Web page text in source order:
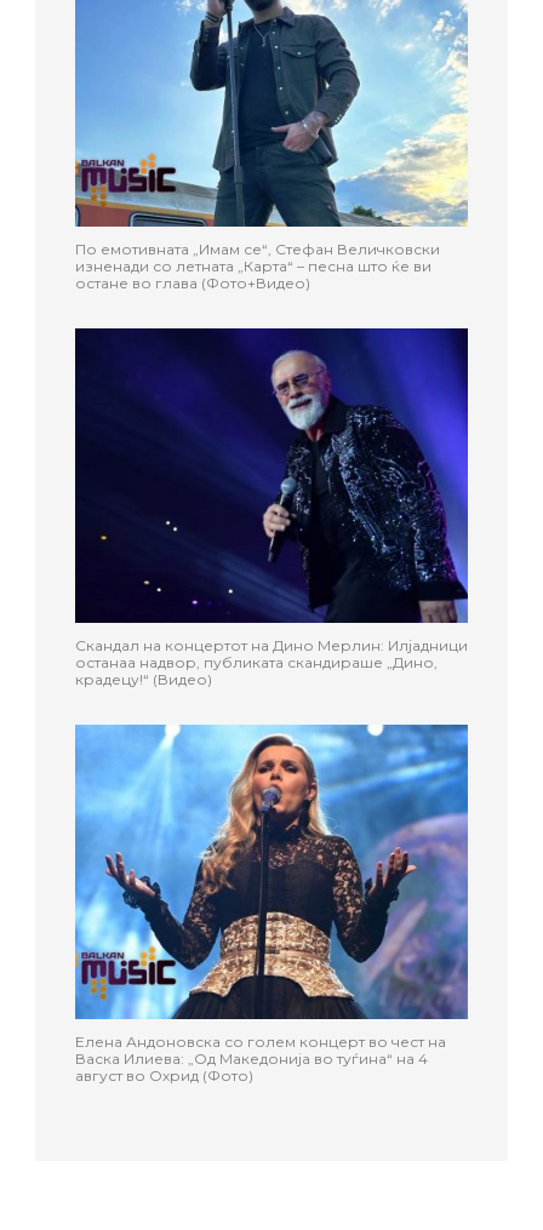
По емотивната „Имам се“, Стефан Величковски
изненади со летната „Карта“ – песна што ќе ви
остане во глава (Фото+Видео)
Скандал на концертот на Дино Мерлин: Илјадници
останаа надвор, публиката скандираше „Дино,
крадецу!“ (Видео)
Елена Андоновска со голем концерт во чест на
Васка Илиева: „Од Македонија во туѓина“ на 4
август во Охрид (Фото)